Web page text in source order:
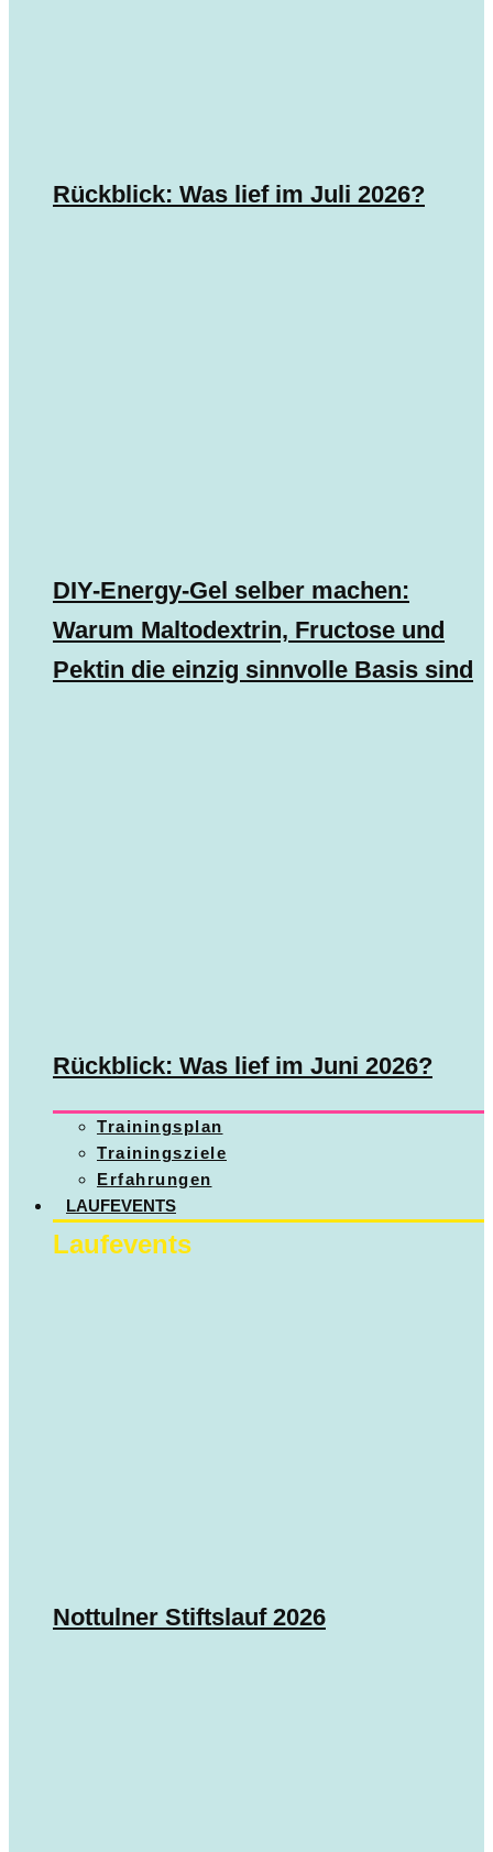
Rückblick: Was lief im Juli 2026?
DIY-Energy-Gel selber machen:
Warum Maltodextrin, Fructose und
Pektin die einzig sinnvolle Basis sind
Rückblick: Was lief im Juni 2026?
Trainingsplan
Trainingsziele
Erfahrungen
LAUFEVENTS
Laufevents
Nottulner Stiftslauf 2026